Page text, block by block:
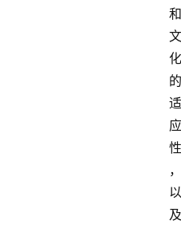
和
文
化
的
适
应
性
，
以
及